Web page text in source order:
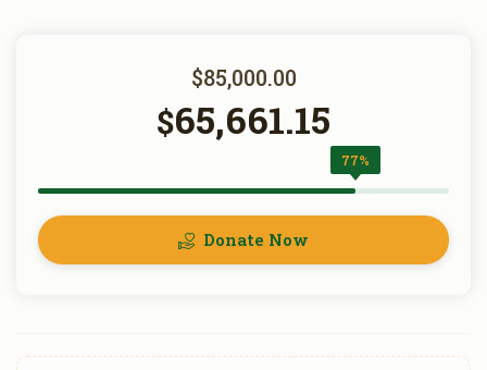
$85,000.00
$65,661.15
77%
Donate Now